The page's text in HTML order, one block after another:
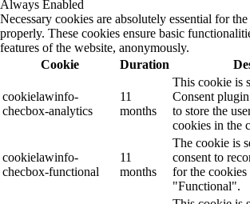
Always Enabled
Necessary cookies are absolutely essential for
properly. These cookies ensure basic
features of the website, anonymously.
Cookie
Duration
cookielawinfo-
checbox-analytics
11
months
This cookie is
Consent
to store the
cookies in the
cookielawinfo-
checbox-functional
11
months
The cookie is
consent to
for the
"Functional".